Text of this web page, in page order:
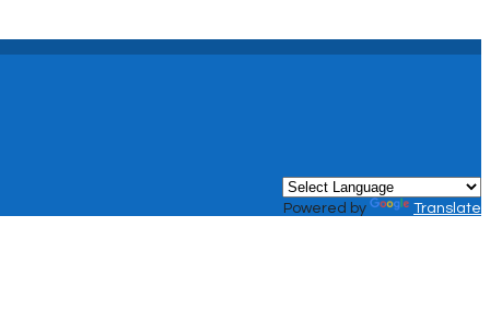
Powered by
Translate